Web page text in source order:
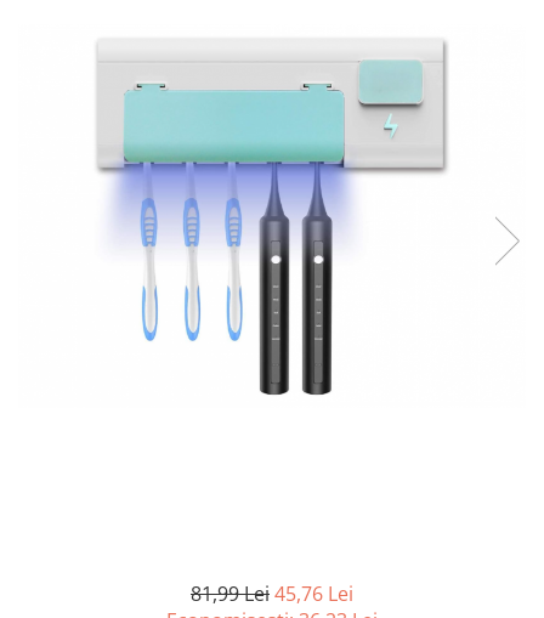
Curatenie si intretinere
Hobby-uri creative
Iluminat & Electrice
Kit-uri automatizari porti si usi
Mobila dormitor
81,99 Lei45,76 Lei